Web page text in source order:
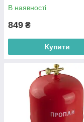
В наявності
849 ₴
Купити